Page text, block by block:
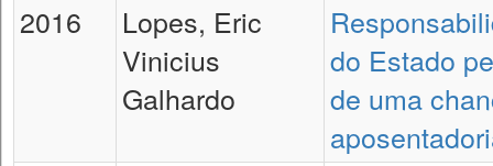
2016
Lopes, Eric
Vinicius
Galhardo
do Estado
de uma